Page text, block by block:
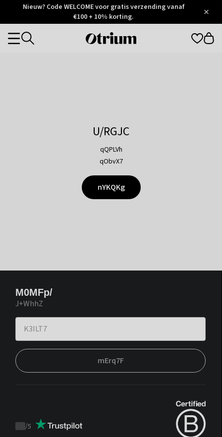
Otrium
Trustpilot
Nieuw? Code WELCOME voor gratis verzending vanaf
€100 + 10% korting.
Otrium
Categories
U/RGJC
qQPLVh
qObvX7
nYKQKg
M0MFp/
J+WhhZ
mErq7F
Trustpilot
/5